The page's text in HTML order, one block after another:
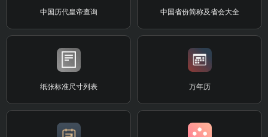
中国历代皇帝查询 中国省份简称及省会大全
纸张标准尺寸列表 万年历